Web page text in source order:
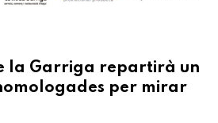
la Garriga repartirà un
per mirar